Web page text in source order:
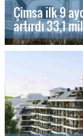
Çimsa ilk 9
artırdı 33,1